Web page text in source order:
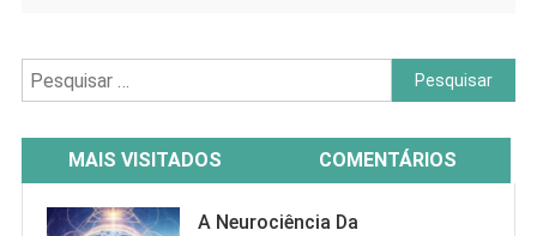
Pesquisar
por:
MAIS VISITADOS COMENTÁRIOS
A Neurociência Da